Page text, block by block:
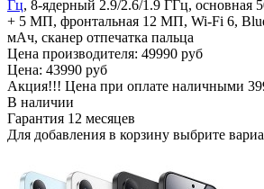
Гц, 8-ядерный 2.9/2.6/1.9 ГГц, основная
+ 5 МП, фронтальная 12 МП, Wi-Fi 6,
мАч, сканер отпечатка пальца
Цена производителя: 49990 руб
Цена: 43990 руб
Акция!!! Цена при оплате наличными
В наличии
Гарантия 12 месяцев
Для добавления в корзину выбрите